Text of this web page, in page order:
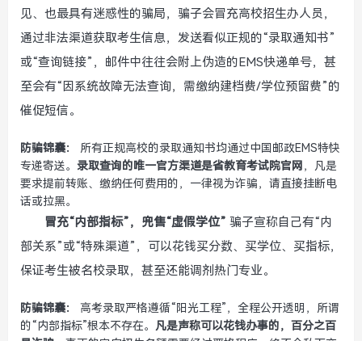
见、也最具有迷惑性的骗局，骗子会冒充高校招生办人员，
通过非法渠道获取考生信息，发送看似正规的“录取通知书”
或“查询链接”，邮件中往往会附上伪造的EMS快递单号，甚
至会有“因系统故障无法查询，需缴纳建档费/学位预留费”的
催促短信。
防骗锦囊：
所有正规高校的录取通知书均通过中国邮政EMS特快
专递寄送。 录取查询的唯一官方渠道是省教育考试院官网 ，凡是
要求提前转账、缴纳任何费用的，一律视为诈骗，请直接挂断电
话或拉黑。
冒充“内部指标”，兜售“虚假学位” 骗子宣称自己有“内
部关系”或“特殊渠道”，可以花钱买分数、买学位、买指标，
保证考生被名校录取，甚至还能调剂热门专业。
防骗锦囊：
高考录取严格遵循“阳光工程”，全程公开透明，所谓
的“内部指标”根本不存在。
凡是声称可以花钱办事的，百分之百